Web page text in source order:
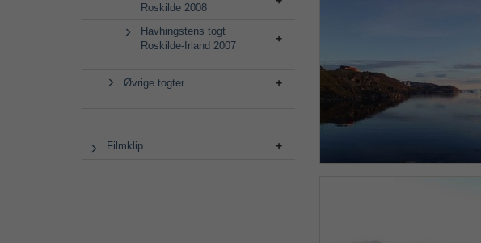
Roskilde 2008
Havhingstens togt
Roskilde-Irland 2007
Øvrige togter
Filmklip